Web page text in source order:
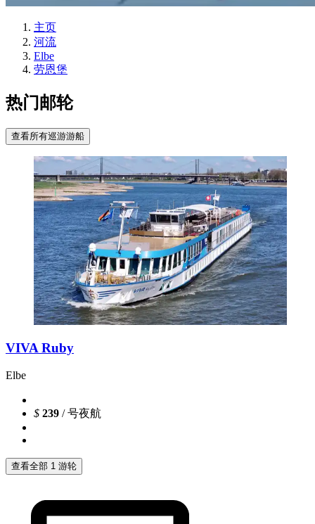
主页
河流
Elbe
劳恩堡
热门邮轮
查看所有巡游游船
VIVA Ruby
Elbe
$ 239 / 号夜航
查看全部 1 游轮